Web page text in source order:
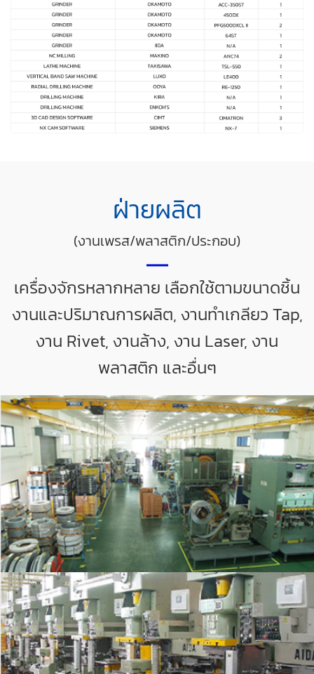
ฝ่ายผลิต
(งานเพรส/พลาสติก/ประกอบ)
เครื่องจักรหลากหลาย เลือกใช้ตามขนาดชิ้น
งานและปริมาณการผลิต, งานทำเกลียว Tap,
งาน Rivet, งานล้าง, งาน Laser, งาน
พลาสติก และอื่นๆ